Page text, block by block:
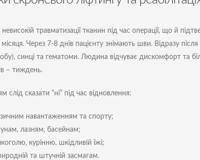
травматизації тканин під час операції, що й
місяця. Через 7-8 днів пацієнту знімають шви. Відразу
синці та гематоми. Людина відчуває дискомфорт та
– тиждень.
слід сказати “ні” під час відновлення:
навантаженням та спорту;
лазням, басейнам;
курінню, шкідливій їжі;
та штучній засмагам.